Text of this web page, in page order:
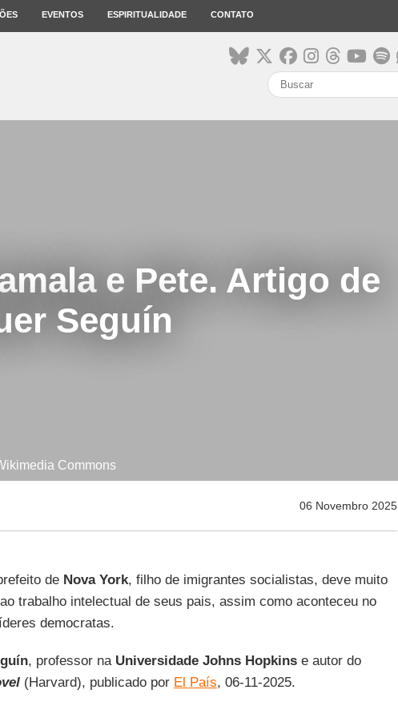
EVENTOS ESPIRITUALIDADE CONTATO
e Pete. Artigo de
Seguín
Commons
06 Novembro 2025
de Nova York, filho de imigrantes socialistas, deve muito
trabalho intelectual de seus pais, assim como aconteceu no
democratas.
, professor na Universidade Johns Hopkinse autor do
(Harvard), publicado por El País, 06-11-2025.